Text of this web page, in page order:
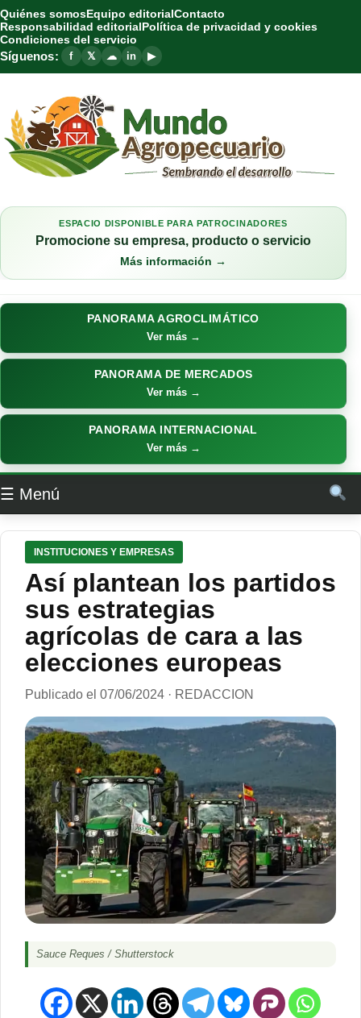
Quiénes somosEquipo editorialContacto
Responsabilidad editorialPolítica de privacidad y cookies
Condiciones del servicio
Síguenos: f 𝕏 ☁ in ▶
ESPACIO DISPONIBLE PARA PATROCINADORES
Promocione su empresa, producto o servicio
Más información →
PANORAMA AGROCLIMÁTICO
Ver más →
PANORAMA DE MERCADOS
Ver más →
PANORAMA INTERNACIONAL
Ver más →
☰ Menú
INSTITUCIONES Y EMPRESAS
Así plantean los partidos
sus estrategias
agrícolas de cara a las
elecciones europeas
Publicado el 07/06/2024 · REDACCION
Sauce Reques / Shutterstock